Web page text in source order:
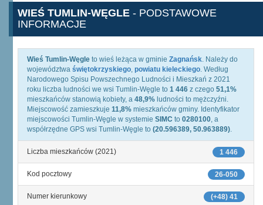
WIEŚ TUMLIN-WĘGLE - PODSTAWOWE
INFORMACJE
Wieś Tumlin-Węgle to wieś leżąca w gminie Zagnańsk. Należy do
województwa świętokrzyskiego, powiatu kieleckiego. Według
Narodowego Spisu Powszechnego Ludności i Mieszkań z 2021
roku liczba ludności we wsi Tumlin-Węgle to 1 446 z czego 51,1%
mieszkańców stanowią kobiety, a 48,9% ludności to mężczyźni.
Miejscowość zamieszkuje 11,8% mieszkańców gminy. Identyfikator
miejscowości Tumlin-Węgle w systemie SIMC to 0280100, a
współrzędne GPS wsi Tumlin-Węgle to (20.596389, 50.963889).
1 446
Liczba mieszkańców (2021)
26-050
Kod pocztowy
(+48) 41
Numer kierunkowy